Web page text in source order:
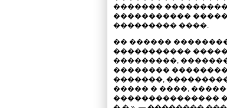
�������
�����������
��������� ����.
�� ������
�����������
���������,
��������
�������,
����� � ����,
���������������